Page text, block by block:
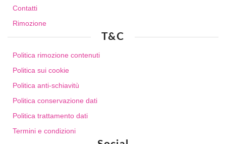
Contatti
Rimozione
T&C
Politica rimozione contenuti
Politica sui cookie
Politica anti-schiavitù
Politica conservazione dati
Politica trattamento dati
Termini e condizioni